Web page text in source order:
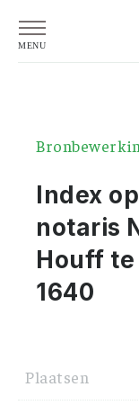
Index
notaris
Houff te
1640
Plaatsen